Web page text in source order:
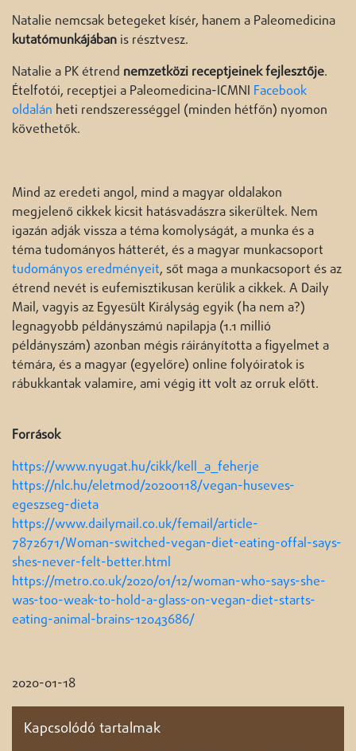
Natalie nemcsak betegeket kísér, hanem a Paleomedicina
kutatómunkájában is résztvesz.
Natalie a PK étrend nemzetközi receptjeinek fejlesztője.
Ételfotói, receptjei a Paleomedicina-ICMNI Facebook
oldalán heti rendszerességgel (minden hétfőn) nyomon
követhetők.
Mind az eredeti angol, mind a magyar oldalakon
megjelenő cikkek kicsit hatásvadászra sikerültek. Nem
igazán adják vissza a téma komolyságát, a munka és a
téma tudományos hátterét, és a magyar munkacsoport
tudományos eredményeit, sőt maga a munkacsoport és az
étrend nevét is eufemisztikusan kerülik a cikkek. A Daily
Mail, vagyis az Egyesült Királyság egyik (ha nem a?)
legnagyobb példányszámú napilapja (1.1 millió
példányszám) azonban mégis ráirányította a figyelmet a
témára, és a magyar (egyelőre) online folyóiratok is
rábukkantak valamire, ami végig itt volt az orruk előtt.
Források
https://www.nyugat.hu/cikk/kell_a_feherje
https://nlc.hu/eletmod/20200118/vegan-huseves-
egeszseg-dieta
https://www.dailymail.co.uk/femail/article-
7872671/Woman-switched-vegan-diet-eating-offal-says-
shes-never-felt-better.html
https://metro.co.uk/2020/01/12/woman-who-says-she-
was-too-weak-to-hold-a-glass-on-vegan-diet-starts-
eating-animal-brains-12043686/
2020-01-18
Kapcsolódó tartalmak